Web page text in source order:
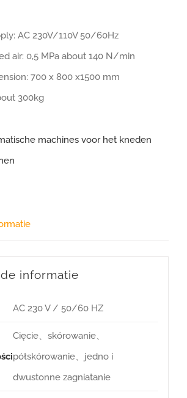
AC 230V/110V 50/60Hz
air: 0,5 MPa about 140 N/min
700 x 800 x1500 mm
300kg
machines voor het kneden
informatie
AC 230 V / 50/60 HZ
Cięcie、skórowanie、
półskórowanie、jedno i
dwustonne zagniatanie